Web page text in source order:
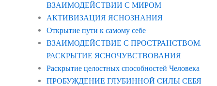
ВЗАИМОДЕЙСТВИИ С МИРОМ
АКТИВИЗАЦИЯ ЯСНОЗНАНИЯ
Открытие пути к самому себе
ВЗАИМОДЕЙСТВИЕ С ПРОСТРАНСТВОМ.
РАСКРЫТИЕ ЯСНОЧУВСТВОВАНИЯ
Раскрытие целостных способностей Человека
ПРОБУЖДЕНИЕ ГЛУБИННОЙ СИЛЫ СЕБЯ